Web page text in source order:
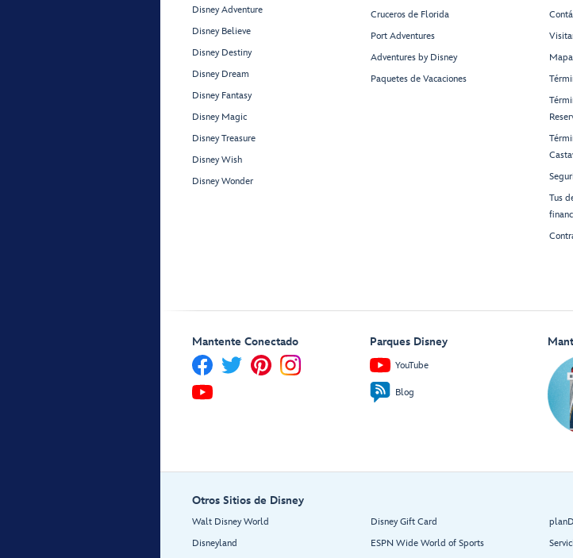
Disney Adventure
Disney Believe
Disney Destiny
Disney Dream
Disney Fantasy
Disney Magic
Disney Treasure
Disney Wish
Disney Wonder
Cruceros de Florida
Port Adventures
Adventures by Disney
Paquetes de Vacaciones
Tus
Mantente Conectado Parques Disney
YouTube
Blog
Otros Sitios de Disney
Walt Disney World
Disneyland
Disney Gift Card
ESPN Wide World of Sports